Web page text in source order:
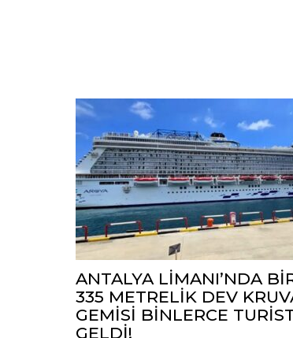
ANTALYA LİMANI’NDA
335 METRELİK DEV
GEMİSİ BİNLERCE
GELDİ!